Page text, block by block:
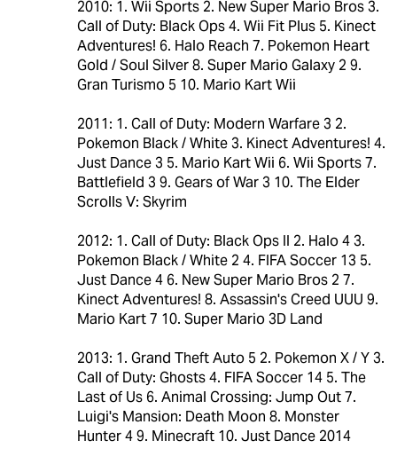
2010: 1. Wii Sports 2. New Super Mario Bros 3.
Call of Duty: Black Ops 4. Wii Fit Plus 5. Kinect
Adventures! 6. Halo Reach 7. Pokemon Heart
Gold / Soul Silver 8. Super Mario Galaxy 2 9.
Gran Turismo 5 10. Mario Kart Wii
2011: 1. Call of Duty: Modern Warfare 3 2.
Pokemon Black / White 3. Kinect Adventures! 4.
Just Dance 3 5. Mario Kart Wii 6. Wii Sports 7.
Battlefield 3 9. Gears of War 3 10. The Elder
Scrolls V: Skyrim
2012: 1. Call of Duty: Black Ops II 2. Halo 4 3.
Pokemon Black / White 2 4. FIFA Soccer 13 5.
Just Dance 4 6. New Super Mario Bros 2 7.
Kinect Adventures! 8. Assassin's Creed UUU 9.
Mario Kart 7 10. Super Mario 3D Land
2013: 1. Grand Theft Auto 5 2. Pokemon X / Y 3.
Call of Duty: Ghosts 4. FIFA Soccer 14 5. The
Last of Us 6. Animal Crossing: Jump Out 7.
Luigi's Mansion: Death Moon 8. Monster
Hunter 4 9. Minecraft 10. Just Dance 2014